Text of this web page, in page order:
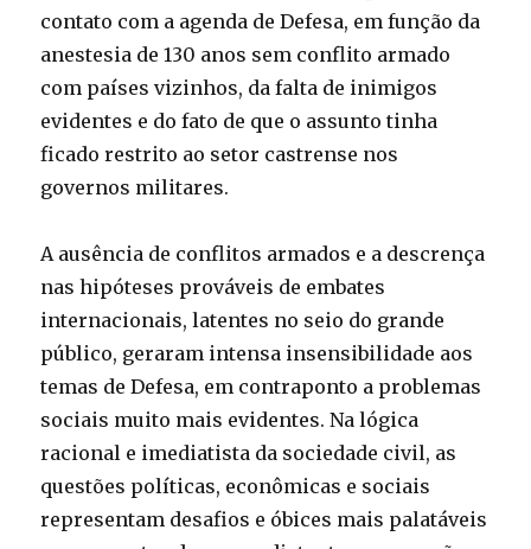
contato com a agenda de Defesa, em função da
anestesia de 130 anos sem conflito armado
com países vizinhos, da falta de inimigos
evidentes e do fato de que o assunto tinha
ficado restrito ao setor castrense nos
governos militares.
A ausência de conflitos armados e a descrença
nas hipóteses prováveis de embates
internacionais, latentes no seio do grande
público, geraram intensa insensibilidade aos
temas de Defesa, em contraponto a problemas
sociais muito mais evidentes. Na lógica
racional e imediatista da sociedade civil, as
questões políticas, econômicas e sociais
representam desafios e óbices mais palatáveis